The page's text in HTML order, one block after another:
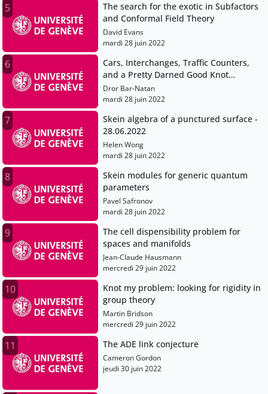
5
The search for the exotic in Subfactors
and Conformal Field Theory
David Evans
mardi 28 juin 2022
6
Cars, Interchanges, Traffic Counters,
and a Pretty Darned Good Knot
Invariant
Dror Bar-Natan
mardi 28 juin 2022
7
Skein algebra of a punctured surface -
28.06.2022
Helen Wong
mardi 28 juin 2022
8
Skein modules for generic quantum
parameters
Pavel Safronov
mardi 28 juin 2022
9
The cell dispensibility problem for
spaces and manifolds
Jean-Claude Hausmann
mercredi 29 juin 2022
10
Knot my problem: looking for rigidity in
group theory
Martin Bridson
mercredi 29 juin 2022
11 The ADE link conjecture
Cameron Gordon
jeudi 30 juin 2022